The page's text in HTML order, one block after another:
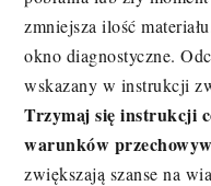
zmniejsza ilość
okno diagnostyczne.
wskazany w instrukcji
Trzymaj się instrukcji
warunków
zwiększają szanse na